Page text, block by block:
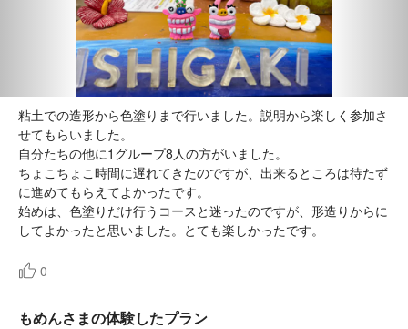
粘土での造形から色塗りまで行いました。説明から楽しく参加さ
せてもらいました。
自分たちの他に1グループ8人の方がいました。
ちょこちょこ時間に遅れてきたのですが、出来るところは待たず
に進めてもらえてよかったです。
始めは、色塗りだけ行うコースと迷ったのですが、形造りからに
0
もめんさまの体験したプラン